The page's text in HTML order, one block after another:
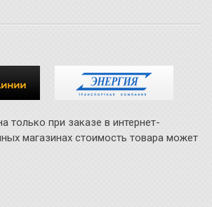
только при заказе в интернет-
магазинах стоимость товара может